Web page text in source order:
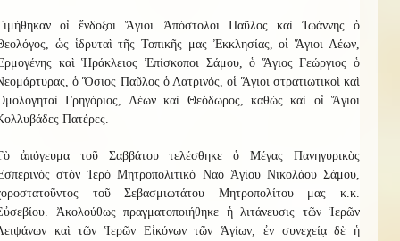
οἱ ἔνδοξοι Ἅγιοι Ἀπόστολοι Παῦλος καὶ Ἰωάννης ὁ
ὡς ἱδρυταὶ τῆς Τοπικῆς μας Ἐκκλησίας, οἱ Ἅγιοι Λέων,
καὶ Ἡράκλειος Ἐπίσκοποι Σάμου, ὁ Ἅγιος Γεώργιος ὁ
ὁ Ὅσιος Παῦλος ὁ Λατρινός, οἱ Ἅγιοι στρατιωτικοὶ καὶ
Γρηγόριος, Λέων καὶ Θεόδωρος, καθώς καὶ οἱ Ἅγιοι
Πατέρες.
ἀπόγευμα τοῦ Σαββάτου τελέσθηκε ὁ Μέγας Πανηγυρικὸς
στὸν Ἱερὸ Μητροπολιτικὸ Ναὸ Ἁγίου Νικολάου Σάμου,
τοῦ Σεβασμιωτάτου Μητροπολίτου μας
κ.κ.
Ἀκολούθως πραγματοποιήθηκε ἡ λιτάνευσις τῶν Ἱερῶν
καὶ τῶν Ἱερῶν Εἰκόνων τῶν Ἁγίων, ἐν συνεχείᾳ δὲ ἡ